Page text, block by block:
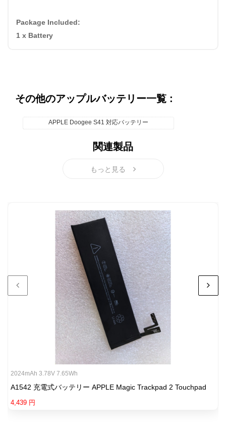
Package Included:
1 x Battery
します。
その他のアップルバッテリー一覧 :
APPLE Doogee S41 対応バッテリー
関連製品
もっと見る
2024mAh 3.78V 7.65Wh
A1542 充電式バッテリー APPLE Magic Trackpad 2 Touchpad
4,439 円